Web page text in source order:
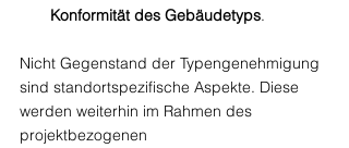
Konformität des Gebäudetyps.
Nicht Gegenstand der Typengenehmigung
sind standortspezifische Aspekte. Diese
werden weiterhin im Rahmen des
projektbezogenen